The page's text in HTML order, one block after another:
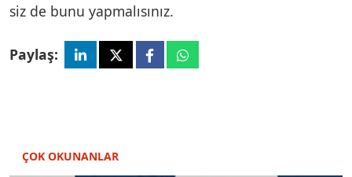
siz de bunu yapmalısınız.
Paylaş:
ÇOK OKUNANLAR